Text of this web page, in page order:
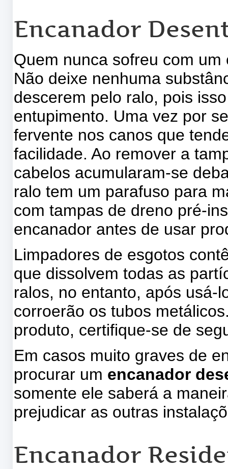
Encanador
Quem nunca sofreu com
Não deixe nenhuma
descerem pelo ralo, pois
entupimento. Uma vez por
fervente nos canos que
facilidade. Ao remover a
cabelos acumularam-se
ralo tem um parafuso para
com tampas de dreno pré-
encanador antes de usar
Limpadores de esgotos
que dissolvem todas as
ralos, no entanto, após usá-
corroerão os tubos
produto, certifique-se de
Em casos muito graves de
procurar um encanador
somente ele saberá a
prejudicar as outras
Encanador